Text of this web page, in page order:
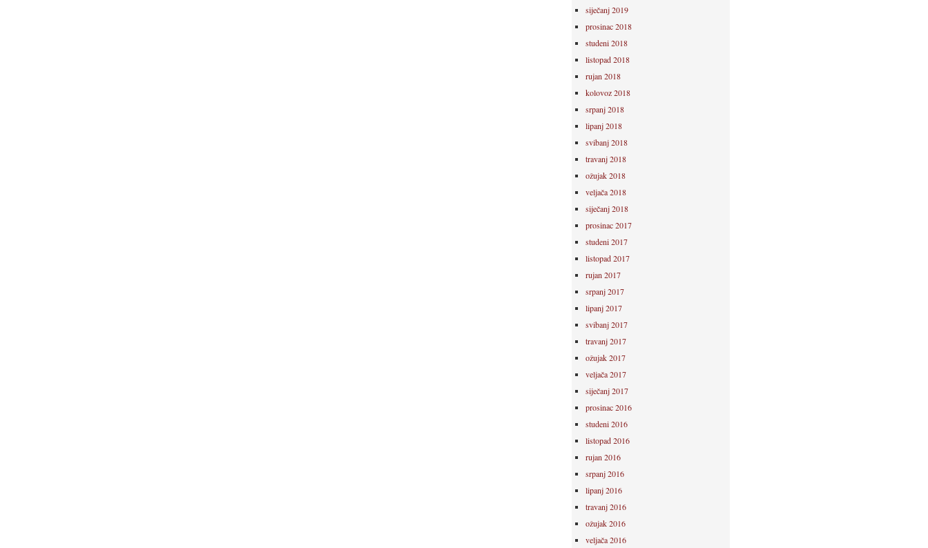
siječanj 2019
prosinac 2018
studeni 2018
listopad 2018
rujan 2018
kolovoz 2018
srpanj 2018
lipanj 2018
svibanj 2018
travanj 2018
ožujak 2018
veljača 2018
siječanj 2018
prosinac 2017
studeni 2017
listopad 2017
rujan 2017
srpanj 2017
lipanj 2017
svibanj 2017
travanj 2017
ožujak 2017
veljača 2017
siječanj 2017
prosinac 2016
studeni 2016
listopad 2016
rujan 2016
srpanj 2016
lipanj 2016
travanj 2016
ožujak 2016
veljača 2016